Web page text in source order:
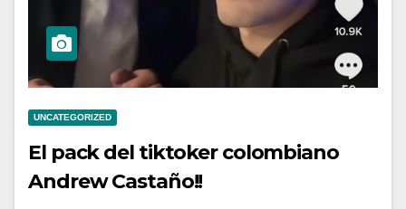
UNCATEGORIZED
El pack del tiktoker colombiano
Andrew Castaño!!